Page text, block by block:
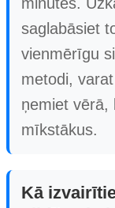
saglabāsiet
vienmērīgu
metodi,
ņemiet vērā,
mīkstākus.
Kā